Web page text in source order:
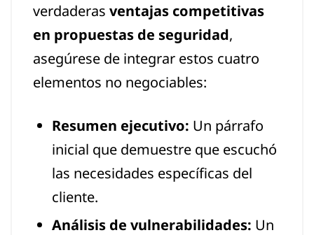
verdaderas ventajas competitivas
en propuestas de seguridad,
asegúrese de integrar estos cuatro
elementos no negociables:
Resumen ejecutivo: Un párrafo
inicial que demuestre que escuchó
las necesidades específicas del
cliente.
Análisis de vulnerabilidades: Un